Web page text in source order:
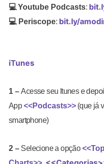
💻 Youtube Podcasts:
💻 Periscope: bit.ly/
iTunes
1 –Acesse seu Itunes e
App<<Podcasts>>(que já
smartphone)
2 – Selecione a opção<<Top